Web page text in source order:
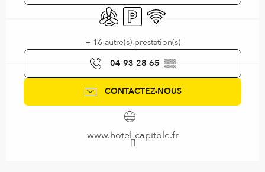
Air conditionné
ParkingWiFi
+ 16 autre(s) prestation(s)
04 93 28 65 ▒▒
CONTACTEZ-NOUS
www.hotel-capitole.fr